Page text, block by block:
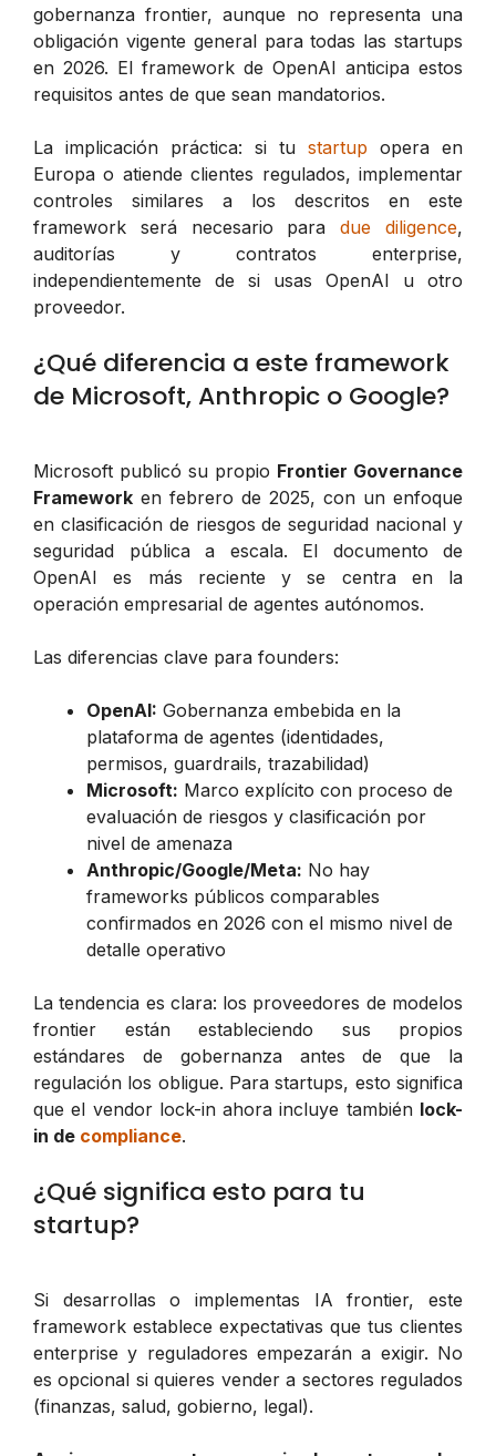
gobernanza frontier, aunque no representa una
obligación vigente general para todas las startups
en 2026. El framework de OpenAI anticipa estos
requisitos antes de que sean mandatorios.
La implicación práctica: si tu startup opera en
Europa o atiende clientes regulados, implementar
controles similares a los descritos en este
framework será necesario paradue diligence,
auditorías y contratos enterprise,
independientemente de si usas OpenAI u otro
proveedor.
¿Qué diferencia a este framework
de Microsoft, Anthropic o Google?
Microsoft publicó su propio Frontier Governance
Framework en febrero de 2025, con un enfoque
en clasificación de riesgos de seguridad nacional y
seguridad pública a escala. El documento de
OpenAI es más reciente y se centra en la
operación empresarial de agentes autónomos.
Las diferencias clave para founders:
OpenAI: Gobernanza embebida en la
plataforma de agentes (identidades,
permisos, guardrails, trazabilidad)
Microsoft: Marco explícito con proceso de
evaluación de riesgos y clasificación por
nivel de amenaza
Anthropic/Google/Meta: No hay
frameworks públicos comparables
confirmados en 2026 con el mismo nivel de
detalle operativo
La tendencia es clara: los proveedores de modelos
frontier están estableciendo sus propios
estándares de gobernanza antes de que la
regulación los obligue. Para startups, esto significa
que el vendor lock-in ahora incluye también lock-
in de compliance.
¿Qué significa esto para tu
startup?
Si desarrollas o implementas IA frontier, este
framework establece expectativas que tus clientes
enterprise y reguladores empezarán a exigir. No
es opcional si quieres vender a sectores regulados
(finanzas, salud, gobierno, legal).